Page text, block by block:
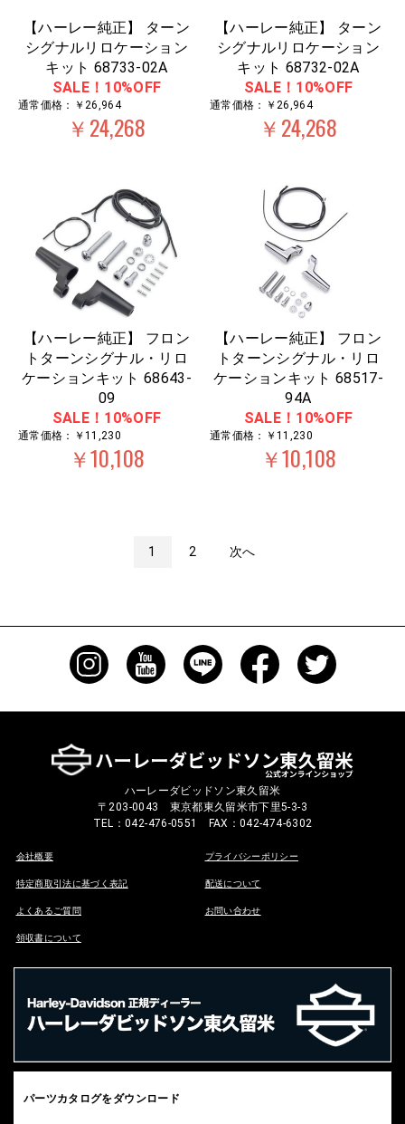
【ハーレー純正】 ターン
シグナルリロケーション
キット 68733-02A
SALE！10%OFF
通常価格：￥26,964
￥24,268
【ハーレー純正】 ターン
シグナルリロケーション
キット 68732-02A
SALE！10%OFF
通常価格：￥26,964
￥24,268
【ハーレー純正】 フロン
トターンシグナル・リロ
ケーションキット 68643-
09
SALE！10%OFF
通常価格：￥11,230
￥10,108
【ハーレー純正】 フロン
トターンシグナル・リロ
ケーションキット 68517-
94A
SALE！10%OFF
通常価格：￥11,230
￥10,108
1 2 次へ
ハーレーダビッドソン東久留米
〒203-0043 東京都東久留米市下里5-3-3
TEL：042-476-0551 FAX：042-474-6302
会社概要 プライバシーポリシー
特定商取引法に基づく表記 配送について
よくあるご質問 お問い合わせ
領収書について
パーツカタログをダウンロード